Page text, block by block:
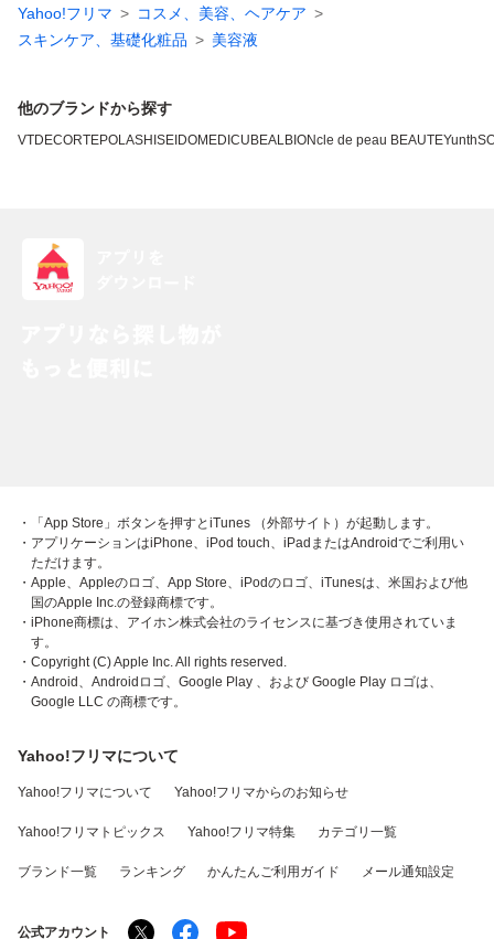
Yahoo!フリマ
コスメ、美容、ヘアケア
スキンケア、基礎化粧品
美容液
他のブランドから探す
VTDECORTEPOLASHISEIDOMEDICUBEALBIONcle de peau BEAUTEYunth
・「App Store」ボタンを押すとiTunes （外部サイト）が起動します。
・アプリケーションはiPhone、iPod touch、iPadまたはAndroidでご利用い
ただけます。
・Apple、Appleのロゴ、App Store、iPodのロゴ、iTunesは、米国および他
国のApple Inc.の登録商標です。
・iPhone商標は、アイホン株式会社のライセンスに基づき使用されていま
す。
・Copyright (C) Apple Inc. All rights reserved.
・Android、Androidロゴ、Google Play 、および Google Play ロゴは、
Google LLC の商標です。
Yahoo!フリマについて
Yahoo!フリマについて Yahoo!フリマからのお知らせ
Yahoo!フリマトピックス Yahoo!フリマ特集 カテゴリ一覧
ブランド一覧 ランキング かんたんご利用ガイド メール通知設定
公式アカウント